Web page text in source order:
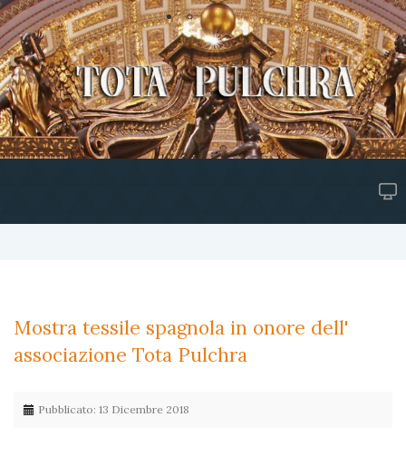
Mostra tessile spagnola in onore dell'
associazione Tota Pulchra
Pubblicato: 13 Dicembre 2018